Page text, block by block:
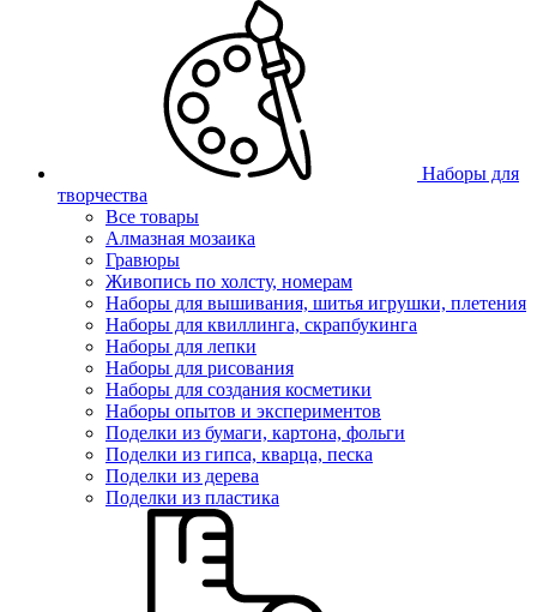
Наборы для
творчества
Все товары
Алмазная мозаика
Гравюры
Живопись по холсту, номерам
Наборы для вышивания, шитья игрушки, плетения
Наборы для квиллинга, скрапбукинга
Наборы для лепки
Наборы для рисования
Наборы для создания косметики
Наборы опытов и экспериментов
Поделки из бумаги, картона, фольги
Поделки из гипса, кварца, песка
Поделки из дерева
Поделки из пластика